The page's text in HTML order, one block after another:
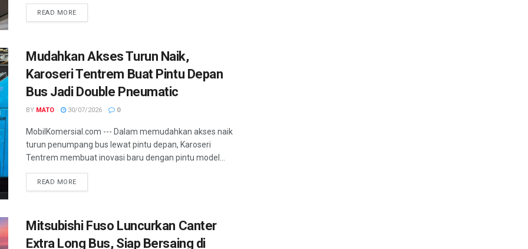
READ MORE
Mudahkan Akses Turun Naik,
Karoseri Tentrem Buat Pintu Depan
Bus Jadi Double Pneumatic
BY MATO 30/07/2026 0
MobilKomersial.com --- Dalam memudahkan akses naik
turun penumpang bus lewat pintu depan, Karoseri
Tentrem membuat inovasi baru dengan pintu model...
READ MORE
Mitsubishi Fuso Luncurkan Canter
Extra Long Bus, Siap Bersaing di